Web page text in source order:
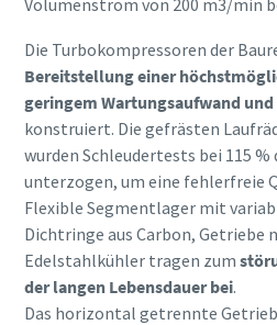
Volumenstrom von 200 m3/min
Die Turbokompressoren der
Bereitstellung einer
geringem Wartungsaufwand
konstruiert. Die gefrästen
wurden Schleudertests bei 115
unterzogen, um eine fehlerfreie
Flexible Segmentlager mit
Dichtringe aus Carbon, Getriebe
Edelstahlkühler tragen zum
der langen Lebensdauer bei.
Das horizontal getrennte